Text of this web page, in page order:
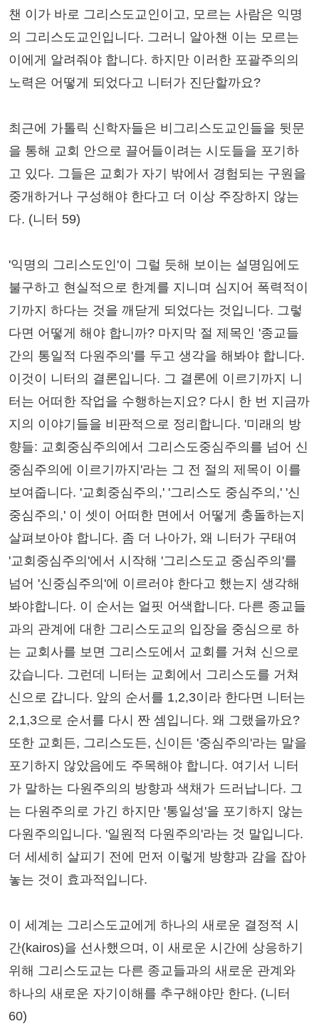
챈 이가 바로 그리스도교인이고, 모르는 사람은 익명
의 그리스도교인입니다. 그러니 알아챈 이는 모르는
이에게 알려줘야 합니다. 하지만 이러한 포괄주의의
노력은 어떻게 되었다고 니터가 진단할까요?
최근에 가톨릭 신학자들은 비그리스도교인들을 뒷문
을 통해 교회 안으로 끌어들이려는 시도들을 포기하
고 있다. 그들은 교회가 자기 밖에서 경험되는 구원을
중개하거나 구성해야 한다고 더 이상 주장하지 않는
다. (니터 59)
'익명의 그리스도인'이 그럴 듯해 보이는 설명임에도
불구하고 현실적으로 한계를 지니며 심지어 폭력적이
기까지 하다는 것을 깨닫게 되었다는 것입니다. 그렇
다면 어떻게 해야 합니까? 마지막 절 제목인 '종교들
간의 통일적 다원주의'를 두고 생각을 해봐야 합니다.
이것이 니터의 결론입니다. 그 결론에 이르기까지 니
터는 어떠한 작업을 수행하는지요? 다시 한 번 지금까
지의 이야기들을 비판적으로 정리합니다. '미래의 방
향들: 교회중심주의에서 그리스도중심주의를 넘어 신
중심주의에 이르기까지'라는 그 전 절의 제목이 이를
보여줍니다. '교회중심주의,' '그리스도 중심주의,' '신
중심주의,' 이 셋이 어떠한 면에서 어떻게 충돌하는지
살펴보아야 합니다. 좀 더 나아가, 왜 니터가 구태여
'교회중심주의'에서 시작해 '그리스도교 중심주의'를
넘어 '신중심주의'에 이르러야 한다고 했는지 생각해
봐야합니다. 이 순서는 얼핏 어색합니다. 다른 종교들
과의 관계에 대한 그리스도교의 입장을 중심으로 하
는 교회사를 보면 그리스도에서 교회를 거쳐 신으로
갔습니다. 그런데 니터는 교회에서 그리스도를 거쳐
신으로 갑니다. 앞의 순서를 1,2,3이라 한다면 니터는
2,1,3으로 순서를 다시 짠 셈입니다. 왜 그랬을까요?
또한 교회든, 그리스도든, 신이든 '중심주의'라는 말을
포기하지 않았음에도 주목해야 합니다. 여기서 니터
가 말하는 다원주의의 방향과 색채가 드러납니다. 그
는 다원주의로 가긴 하지만 '통일성'을 포기하지 않는
다원주의입니다. '일원적 다원주의'라는 것 말입니다.
더 세세히 살피기 전에 먼저 이렇게 방향과 감을 잡아
놓는 것이 효과적입니다.
이 세계는 그리스도교에게 하나의 새로운 결정적 시
간(kairos)을 선사했으며, 이 새로운 시간에 상응하기
위해 그리스도교는 다른 종교들과의 새로운 관계와
하나의 새로운 자기이해를 추구해야만 한다. (니터
60)